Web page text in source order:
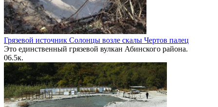
Грязевой источник Солонцы возле скалы Чертов палец
Это единственный грязевой вулкан Абинского района.
06.5к.